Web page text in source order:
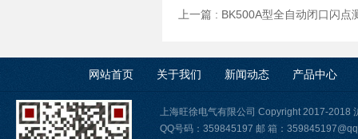
上一篇 : BK500A型全自动闭口闪点
网站首页 关于我们 新闻动态 产品中心
上海旺徐电气有限公司 Copyright 2017-2018
QQ号码：359845197 邮 箱：